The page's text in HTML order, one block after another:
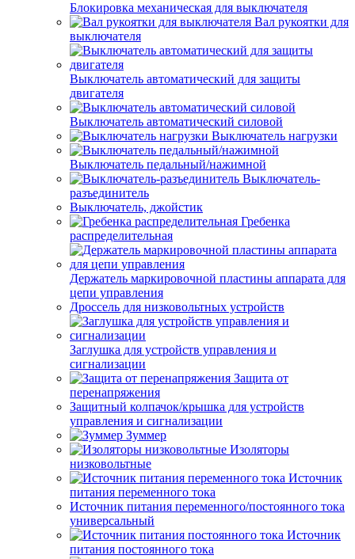
Блокировка механическая для выключателя
Вал рукоятки для
выключателя
Выключатель автоматический для защиты
двигателя
Выключатель автоматический силовой
Выключатель нагрузки
Выключатель педальный/нажимной
Выключатель-
разъединитель
Выключатель, джойстик
Гребенка
распределительная
Держатель маркировочной пластины аппарата для
цепи управления
Дроссель для низковольтных устройств
Заглушка для устройств управления и
сигнализации
Защита от
перенапряжения
Защитный колпачок/крышка для устройств
управления и сигнализации
Зуммер
Изоляторы
низковольтные
Источник
питания переменного тока
Источник питания переменного/постоянного тока
универсальный
Источник
питания постоянного тока